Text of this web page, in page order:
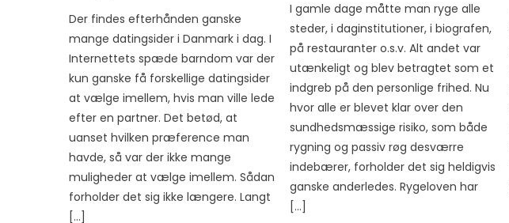
Der findes efterhånden ganske
mange datingsider i Danmark i dag. I
Internettets spæde barndom var der
kun ganske få forskellige datingsider
at vælge imellem, hvis man ville lede
efter en partner. Det betød, at
uanset hvilken præference man
havde, så var der ikke mange
muligheder at vælge imellem. Sådan
forholder det sig ikke længere. Langt
[…]
I gamle dage måtte man ryge alle
steder, i daginstitutioner, i biografen,
på restauranter o.s.v. Alt andet var
utænkeligt og blev betragtet som et
indgreb på den personlige frihed. Nu
hvor alle er blevet klar over den
sundhedsmæssige risiko, som både
rygning og passiv røg desværre
indebærer, forholder det sig heldigvis
ganske anderledes. Rygeloven har
[…]